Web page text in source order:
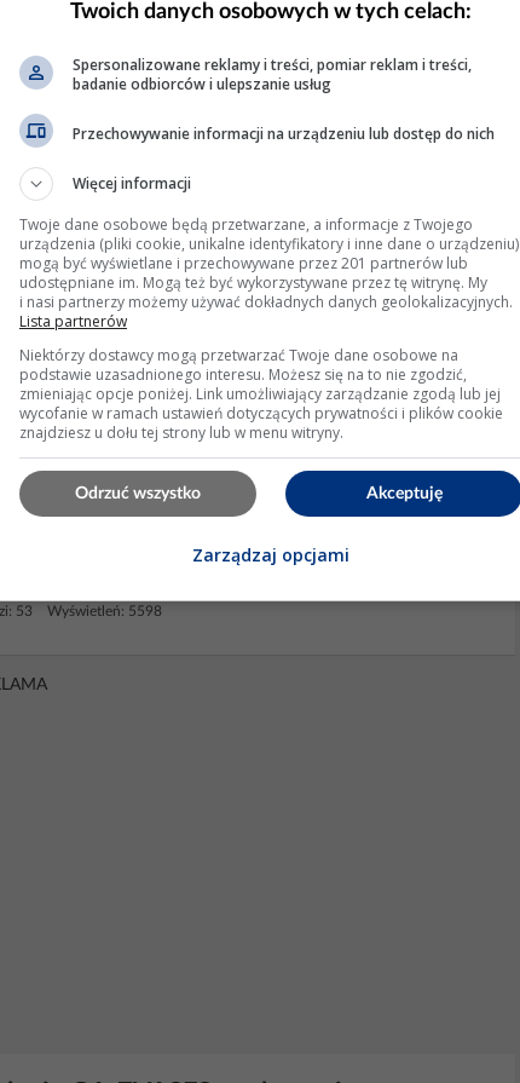
z Chieftec GPA-500S - czy warto?
dowiadywałem ale jak wyszło niestety jest całkowicie nie po
próbować kręcić są możliwości chyba że nie zrozumiełem.
Core tak temp. jądra. Jeżeli czujnik na radiatorze...
53 Wyświetleń: 5598
Twoich danych osobowych w tych celach:
Spersonalizowane reklamy i treści, pomiar reklam i treści,
badanie odbiorców i ulepszanie usług
Przechowywanie informacji na urządzeniu lub dostęp do nich
Więcej informacji
Twoje dane osobowe będą przetwarzane, a informacje z Twojego
urządzenia (pliki cookie, unikalne identyfikatory i inne dane o urządzeniu)
mogą być wyświetlane i przechowywane przez 201 partnerów lub
udostępniane im. Mogą też być wykorzystywane przez tę witrynę. My
i nasi partnerzy możemy używać dokładnych danych geolokalizacyjnych.
Lista partnerów
Niektórzy dostawcy mogą przetwarzać Twoje dane osobowe na
podstawie uzasadnionego interesu. Możesz się na to nie zgodzić,
zmieniając opcje poniżej. Link umożliwiający zarządzanie zgodą lub jej
wycofanie w ramach ustawień dotyczących prywatności i plików cookie
znajdziesz u dołu tej strony lub w menu witryny.
Akceptuję
Odrzuć wszystko
Zarządzaj opcjami